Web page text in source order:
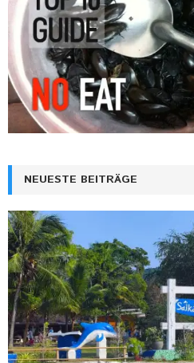
NEUESTE BEITRÄGE